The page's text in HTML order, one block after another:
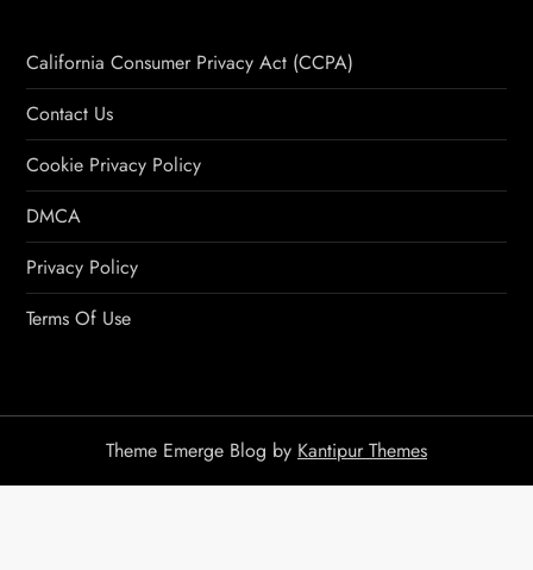
California Consumer Privacy Act (CCPA)
Contact Us
Cookie Privacy Policy
DMCA
Privacy Policy
Terms Of Use
Theme Emerge Blog by Kantipur Themes